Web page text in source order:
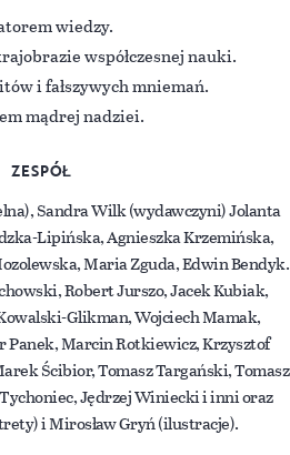
wiedzy.
współczesnej nauki.
i fałszywych mniemań.
mądrej nadziei.
ZESPÓŁ
Sandra Wilk (wydawczyni) Jolanta
Lipińska, Agnieszka Krzemińska,
Maria Zguda, Edwin Bendyk.
Robert Jurszo, Jacek Kubiak,
Glikman, Wojciech Mamak,
Panek, Marcin Rotkiewicz, Krzysztof
Ścibior, Tomasz Targański, Tomasz
Jędrzej Winiecki i inni oraz
i Mirosław Gryń (ilustracje).